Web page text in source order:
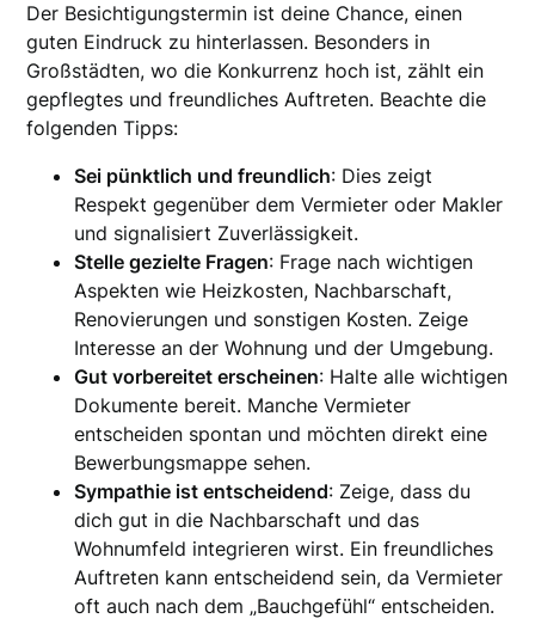
Der Besichtigungstermin ist deine Chance, einen
guten Eindruck zu hinterlassen. Besonders in
Großstädten, wo die Konkurrenz hoch ist, zählt ein
gepflegtes und freundliches Auftreten. Beachte die
folgenden Tipps:
Sei pünktlich und freundlich: Dies zeigt
Respekt gegenüber dem Vermieter oder Makler
und signalisiert Zuverlässigkeit.
Stelle gezielte Fragen: Frage nach wichtigen
Aspekten wie Heizkosten, Nachbarschaft,
Renovierungen und sonstigen Kosten. Zeige
Interesse an der Wohnung und der Umgebung.
Gut vorbereitet erscheinen: Halte alle wichtigen
Dokumente bereit. Manche Vermieter
entscheiden spontan und möchten direkt eine
Bewerbungsmappe sehen.
Sympathie ist entscheidend: Zeige, dass du
dich gut in die Nachbarschaft und das
Wohnumfeld integrieren wirst. Ein freundliches
Auftreten kann entscheidend sein, da Vermieter
oft auch nach dem „Bauchgefühl“ entscheiden.